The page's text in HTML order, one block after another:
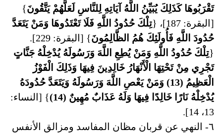
تَقْرَبُوهَا كَذَلِكَ يُبَيِّنُ اللَّهُ آيَاتِهِ لِلنَّاسِ لَعَلَّهُمْ يَتَّقُونَ}
[البقرة: 187]، {
تِلْكَ حُدُودُ اللَّهِ فَلَا تَعْتَدُوهَا وَمَنْ يَتَعَدَّ
حُدُودَ اللَّهِ فَأُولَئِكَ هُمُ الظَّالِمُونَ} [البقرة: 229].
{تِلْكَ حُدُودُ اللَّهِ وَمَنْ يُطِعِ اللَّهَ وَرَسُولَهُ يُدْخِلْهُ جَنَّاتٍ
تَجْرِي مِنْ تَحْتِهَا الْأَنْهَارُ خَالِدِينَ فِيهَا وَذَلِكَ الْفَوْزُ
الْعَظِيمُ (13) وَمَنْ يَعْصِ اللَّهَ وَرَسُولَهُ وَيَتَعَدَّ حُدُودَهُ
يُدْخِلْهُ نَارًا خَالِدًا فِيهَا وَلَهُ عَذَابٌ مُهِينٌ (14)
} [النساء:
13، 14].
٦- النهي عن قربان مظان المفاسد ومزالق الأنفس